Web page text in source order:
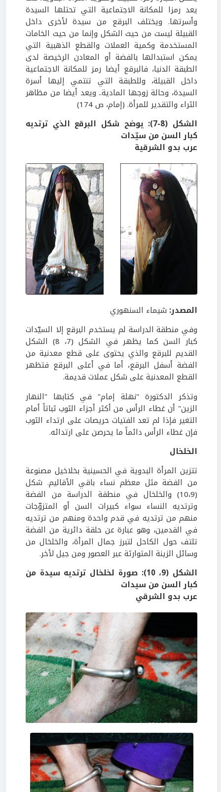
يعد رمزا للمكانة الاجتماعية التي تحتلها السيدة
وأسرتها. ويختلف البرقع من سيدة لأخرى داخل
القبيلة ليست من حيث الشكل وإنما من حيث الخامات
المستخدمة وكمية العملات والقطع الذهبية التي
يمكن استبدالها بالفضة أو المعادن الرخيصة لدى
الطبقة الدنيا، فالبرقع أيضا رمز للمكانة الاجتماعية
داخل القبيلة، وللطبقة التي تنتمي إليها أسرة
السيدة، وحالة زوجها المادية.. ويعد أيضا من مظاهر
الثراء والتقدير للمرأة. (إمام، ص 174)
الشكل (8-7): يوضح شكل البرقع الذي ترتديه
كبار السن من سيّدات
عرب بدو الشرقية
المصدر: شيماء السنهوري
وفي منطقة الدراسة لم يستخدم البرقع إلا السيّدات
كبار السن كما يظهر في الشكل (7، 8) الشكل
القديم للبرقع والذي يحتوى على قطع معدنية من
الفضة أسفل البرقع، أما في أعلى البرقع فتظهر
القطع المعدنية على شكل عملات قديمة.
وتذكر الدكتورة "نهلة إمام" في كتابها "النهار
الزين" أن غطاء الرأس من أكثر أجزاء الثوب ثباتاً أمام
التغير فإذا لم تعد الفتيات حريصات على ارتداء الثوب
فإن غطاء الرأس دائماً ما يحرصن على ارتدائه.
الخلخال
تتزين المرأة البدوية في الحسينية بخلاخيل مصنوعة
من الفضة مثل معظم نساء باقي الأقاليم. شكل
(10،9) والخلخال في منطقة الدراسة من الفضة
وترتديه النساء سواء كبيرات السن أو المتزوّجات
منهم من ترتديه في قدم واحدة ومنهم من ترتديه
في القدمين، وهو عبارة عن حلقة دائرية من الفضة
تلتف حول الكاحل لتبرز جمال المرأة، والخلخال من
وسائل الزينة المتوارثة عبر العصور ومن جيل لأخر.
الشكل (9، 10): صورة لخلخال ترتديه سيدة من
كبار السن من سيدات
عرب بدو الشرقي